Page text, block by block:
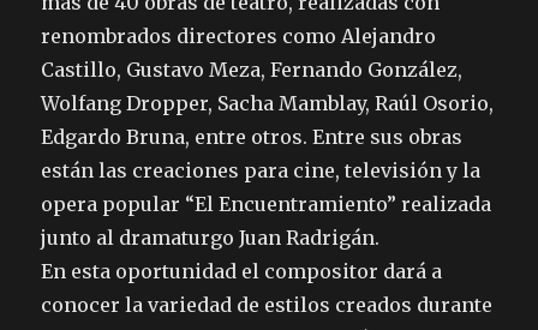
renombrados directores como Alejandro
Castillo, Gustavo Meza, Fernando González,
Wolfang Dropper, Sacha Mamblay, Raúl Osorio,
Edgardo Bruna, entre otros. Entre sus obras
están las creaciones para cine, televisión y la
opera popular “El Encuentramiento” realizada
junto al dramaturgo Juan Radrigán.
En esta oportunidad el compositor dará a
conocer la variedad de estilos creados durante